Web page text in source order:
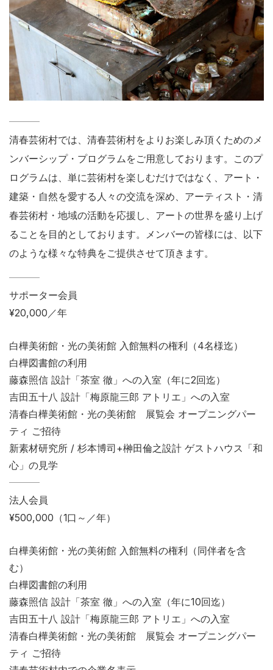
清春芸術村では、清春芸術村をよりお楽しみ頂くためのメ
ンバーシップ・プログラムをご用意しております。このプ
ログラムは、単に芸術村を楽しむだけではなく、アート・
建築・自然を愛する人々の交流を深め、アーティスト・清
春芸術村・地域の活動を応援し、アートの世界を盛り上げ
ることを目的としております。メンバーの皆様には、以下
のような様々な特典をご提供させて頂きます。
サポーター会員
¥20,000／年
白樺美術館・光の美術館 入館無料の権利（4名様迄）
白樺図書館の利用
藤森照信 設計「茶室 徹」への入室（年に2回迄）
吉田五十八 設計「梅原龍三郎 アトリエ」への入室
清春白樺美術館・光の美術館 展覧会 オープニングパー
ティ ご招待
新素材研究所 / 杉本博司+榊田倫之設計 ゲストハウス「和
心」の見学
法人会員
¥500,000（1口～／年）
白樺美術館・光の美術館 入館無料の権利（同伴者を含
む）
白樺図書館の利用
藤森照信 設計「茶室 徹」への入室（年に10回迄）
吉田五十八 設計「梅原龍三郎 アトリエ」への入室
清春白樺美術館・光の美術館 展覧会 オープニングパー
ティ ご招待